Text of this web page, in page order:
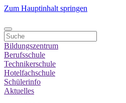
Zum Hauptinhalt springen
Bildungszentrum
Berufsschule
Technikerschule
Hotelfachschule
Schülerinfo
Aktuelles